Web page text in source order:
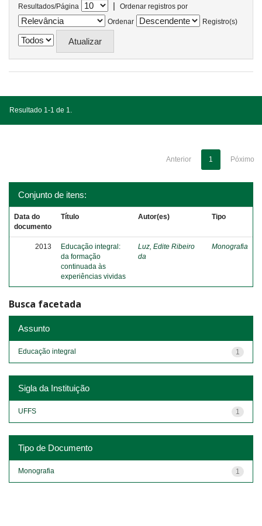
Resultados/Página |
Ordenar registros por
Ordenar
Registro(s)
Resultado 1-1 de 1.
Anterior 1 Póximo
Conjunto de itens:
Data do
documento
Título Autor(es) Tipo
2013
Educação integral:
da formação
continuada às
experiências vividas
Luz, Edite Ribeiro
da
Monografia
Busca facetada
Assunto
1
Educação integral
Sigla da Instituição
1
UFFS
Tipo de Documento
1
Monografia